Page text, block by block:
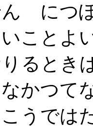
につ
ことよ
るとき
かつて
うでは